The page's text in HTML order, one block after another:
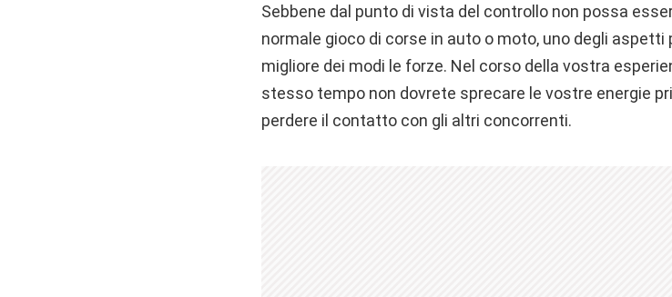
Sebbene dal punto di vista del controllo non possa
normale gioco di corse in auto o moto, uno degli
migliore dei modi le forze. Nel corso della vostra
stesso tempo non dovrete sprecare le vostre energie
perdere il contatto con gli altri concorrenti.